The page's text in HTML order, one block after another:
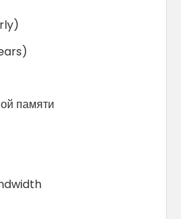
памяти